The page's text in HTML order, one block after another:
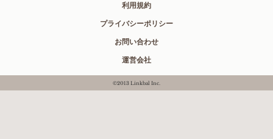
利用規約
プライバシーポリシー
お問い合わせ
運営会社
©2013 Linkbal Inc.